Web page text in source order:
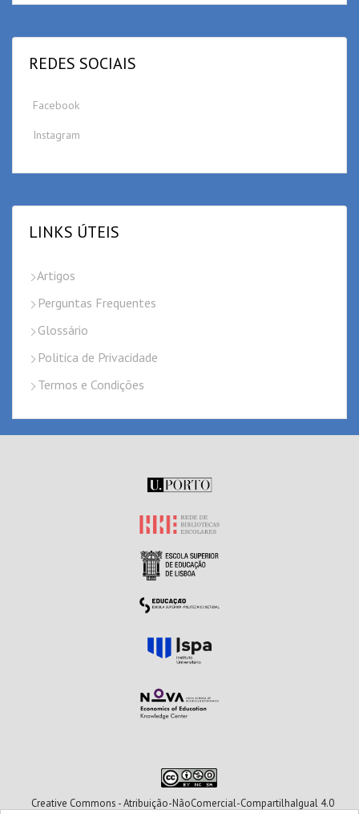
REDES SOCIAIS
Facebook
Instagram
LINKS ÚTEIS
Artigos
Perguntas Frequentes
Glossário
Politica de Privacidade
Termos e Condições
Creative Commons - Atribuição-NãoComercial-CompartilhaIgual 4.0